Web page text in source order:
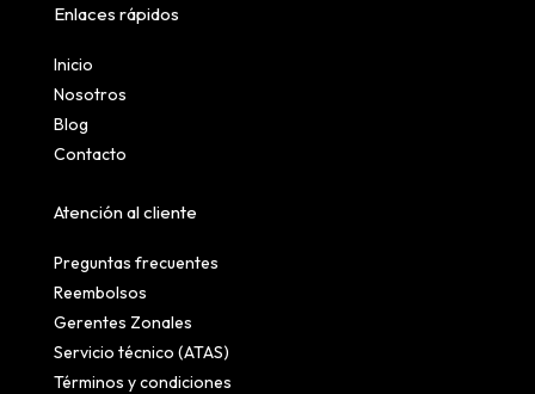
Enlaces rápidos
Inicio
Nosotros
Blog
Contacto
Atención al cliente
Preguntas frecuentes
Reembolsos
Gerentes Zonales
Servicio técnico (ATAS)
Términos y condiciones